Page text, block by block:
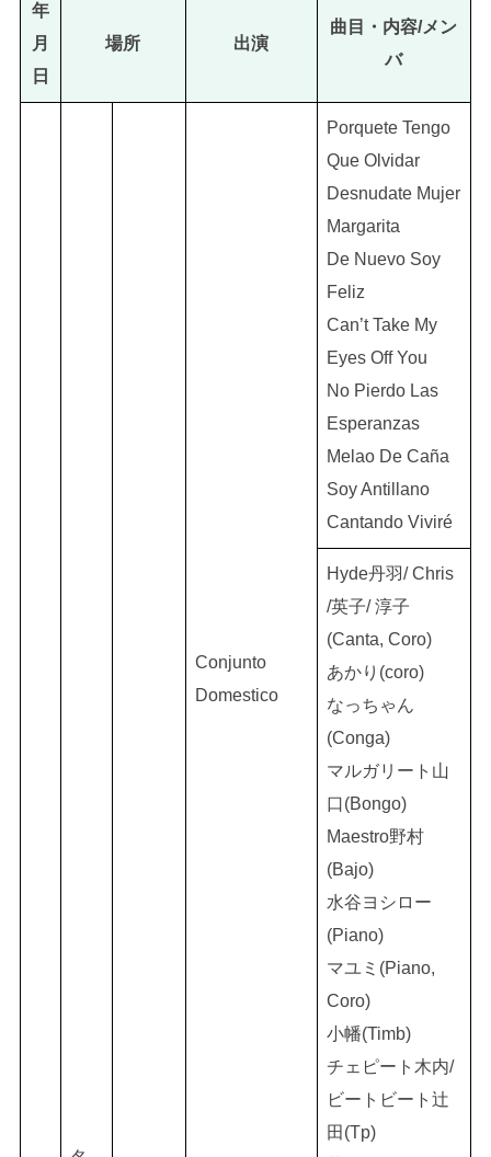
年
月
日
場所 出演
曲目・内容/メン
バ
Conjunto
Domestico
Porquete Tengo
Que Olvidar
Desnudate Mujer
Margarita
De Nuevo Soy
Feliz
Can’t Take My
Eyes Off You
No Pierdo Las
Esperanzas
Melao De Caña
Soy Antillano
Cantando Viviré
Hyde丹羽/ Chris
/英子/ 淳子
(Canta, Coro)
あかり(coro)
なっちゃん
(Conga)
マルガリート山
口(Bongo)
Maestro野村
(Bajo)
水谷ヨシロー
(Piano)
マユミ(Piano,
Coro)
小幡(Timb)
チェピート木内/
ビートビート辻
田(Tp)